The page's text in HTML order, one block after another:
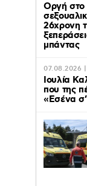
Οργή στο
26χρονη
μπάντας
07.08.2026
Ιουλία
που της
«Εσένα